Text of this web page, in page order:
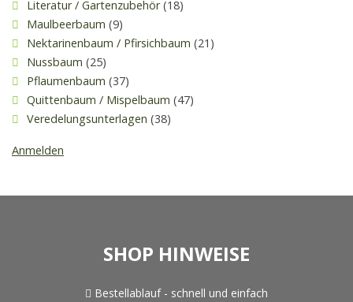
Literatur / Gartenzubehör (18)
Maulbeerbaum (9)
Nektarinenbaum / Pfirsichbaum (21)
Nussbaum (25)
Pflaumenbaum (37)
Quittenbaum / Mispelbaum (47)
Veredelungsunterlagen (38)
Anmelden
SHOP HINWEISE
Bestellablauf - schnell und einfach